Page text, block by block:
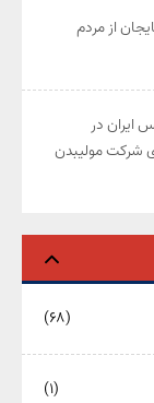
از مردم
ایران در
سرمایه تاریخی ۷۵۰ درصدی شرکت مولیبدن
(۶۸)
(۱)